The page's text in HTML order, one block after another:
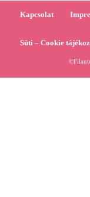
Kapcsolat
Süti – Cookie